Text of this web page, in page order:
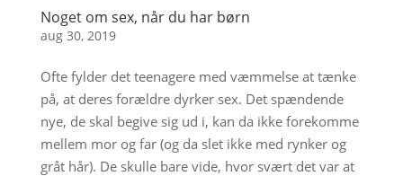
Noget om sex, når du har børn
aug 30, 2019
Ofte fylder det teenagere med væmmelse at tænke
på, at deres forældre dyrker sex. Det spændende
nye, de skal begive sig ud i, kan da ikke forekomme
mellem mor og far (og da slet ikke med rynker og
gråt hår). De skulle bare vide, hvor svært det var at